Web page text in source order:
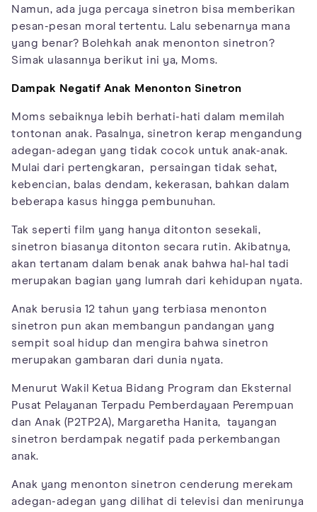
Namun, ada juga percaya sinetron bisa memberikan
pesan-pesan moral tertentu. Lalu sebenarnya mana
yang benar? Bolehkah anak menonton sinetron?
Simak ulasannya berikut ini ya, Moms.
Dampak Negatif Anak Menonton Sinetron
Moms sebaiknya lebih berhati-hati dalam memilah
tontonan anak. Pasalnya, sinetron kerap mengandung
adegan-adegan yang tidak cocok untuk anak-anak.
Mulai dari pertengkaran, persaingan tidak sehat,
kebencian, balas dendam, kekerasan, bahkan dalam
beberapa kasus hingga pembunuhan.
Tak seperti film yang hanya ditonton sesekali,
sinetron biasanya ditonton secara rutin. Akibatnya,
akan tertanam dalam benak anak bahwa hal-hal tadi
merupakan bagian yang lumrah dari kehidupan nyata.
Anak berusia 12 tahun yang terbiasa menonton
sinetron pun akan membangun pandangan yang
sempit soal hidup dan mengira bahwa sinetron
merupakan gambaran dari dunia nyata.
Menurut Wakil Ketua Bidang Program dan Eksternal
Pusat Pelayanan Terpadu Pemberdayaan Perempuan
dan Anak (P2TP2A), Margaretha Hanita, tayangan
sinetron berdampak negatif pada perkembangan
anak.
Anak yang menonton sinetron cenderung merekam
adegan-adegan yang dilihat di televisi dan menirunya